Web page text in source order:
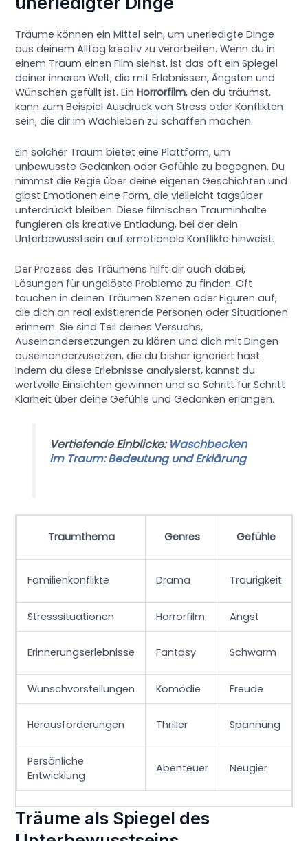
Träume können ein Mittel sein, um unerledigte Dinge
aus deinem Alltag kreativ zu verarbeiten. Wenn du in
einem Traum einen Film siehst, ist das oft ein Spiegel
deiner inneren Welt, die mit Erlebnissen, Ängsten und
Wünschen gefüllt ist. EinHorrorfilm, den du träumst,
kann zum Beispiel Ausdruck von Stress oder Konflikten
sein, die dir im Wachleben zu schaffen machen.
Ein solcher Traum bietet eine Plattform, um
unbewusste Gedanken oder Gefühle zu begegnen. Du
nimmst die Regie über deine eigenen Geschichten und
gibst Emotionen eine Form, die vielleicht tagsüber
unterdrückt bleiben. Diese filmischen Trauminhalte
fungieren als kreative Entladung, bei der dein
Unterbewusstsein auf emotionale Konflikte hinweist.
Der Prozess des Träumens hilft dir auch dabei,
Lösungen für ungelöste Probleme zu finden. Oft
tauchen in deinen Träumen Szenen oder Figuren auf,
die dich an real existierende Personen oder Situationen
erinnern. Sie sind Teil deines Versuchs,
Auseinandersetzungen zu klären und dich mit Dingen
auseinanderzusetzen, die du bisher ignoriert hast.
Indem du diese Erlebnisse analysierst, kannst du
wertvolle Einsichten gewinnen und so Schritt für Schritt
Klarheit über deine Gefühle und Gedanken erlangen.
Vertiefende Einblicke:Waschbecken
im Traum: Bedeutung und Erklärung
Traumthema Genres Gefühle
Familienkonflikte Drama Traurigkeit
Stresssituationen Horrorfilm Angst
Erinnerungserlebnisse Fantasy Schwarm
Wunschvorstellungen Komödie Freude
Herausforderungen Thriller Spannung
Persönliche
Entwicklung
Abenteuer Neugier
Träume als Spiegel des